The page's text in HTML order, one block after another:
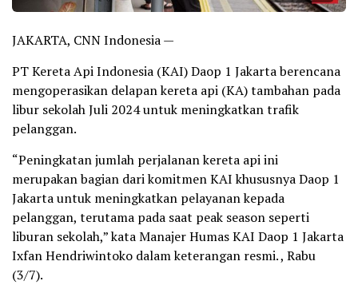
JAKARTA, CNN Indonesia —
PT Kereta Api Indonesia (KAI) Daop 1 Jakarta berencana
mengoperasikan delapan kereta api (KA) tambahan pada
libur sekolah Juli 2024 untuk meningkatkan trafik
pelanggan.
“Peningkatan jumlah perjalanan kereta api ini
merupakan bagian dari komitmen KAI khususnya Daop 1
Jakarta untuk meningkatkan pelayanan kepada
pelanggan, terutama pada saat peak season seperti
liburan sekolah,” kata Manajer Humas KAI Daop 1 Jakarta
Ixfan Hendriwintoko dalam keterangan resmi. , Rabu
(3/7).